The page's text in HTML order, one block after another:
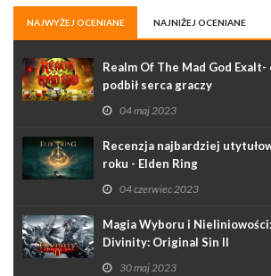
NAJWYŻEJ OCENIANE NAJNIŻEJ OCENIANE
Realm Of The Mad God
podbił serca graczy
04 maj 2023
Recenzja najbardziej
roku - Elden Ring
04 czerwiec 2023
Magia Wyboru i
Divinity: Original Sin II
30 maj 2023